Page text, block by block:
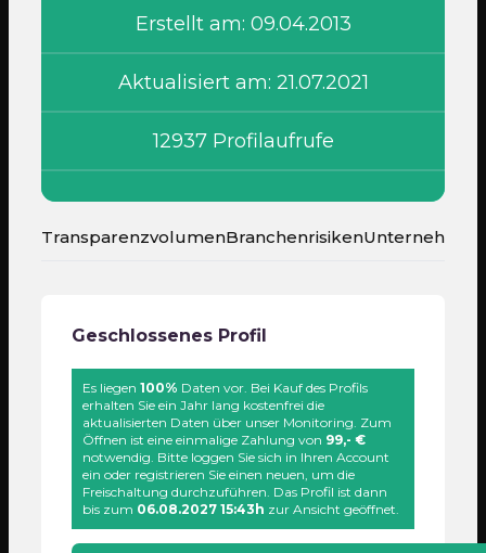
Erstellt am: 09.04.2013
Aktualisiert am: 21.07.2021
12937 Profilaufrufe
TransparenzvolumenBranchenrisiken
Geschlossenes Profil
Es liegen 100% Daten vor. Bei Kauf des Profils
erhalten Sie ein Jahr lang kostenfrei die
aktualisierten Daten über unser Monitoring. Zum
Öffnen ist eine einmalige Zahlung von 99,- €
notwendig. Bitte loggen Sie sich in Ihren Account
ein oder registrieren Sie einen neuen, um die
Freischaltung durchzuführen. Das Profil ist dann
bis zum 06.08.2027 15:43h zur Ansicht geöffnet.